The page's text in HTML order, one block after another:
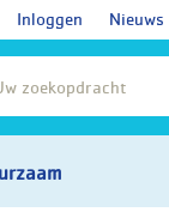
Inloggen Nieuws